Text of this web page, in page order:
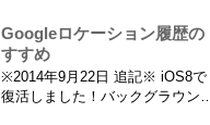
が、公開されたら是非使ってみて
ください。 --------------------------------
------------ 「あのゴールシーン、ど
こだっけ？」をゼロに。...
Googleロケーション履歴の
すすめ
※2014年9月22日 追記※ iOS8で
復活しました！バックグラウンド